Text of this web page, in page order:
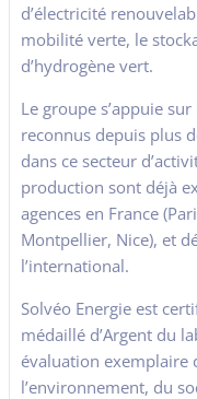
d’électricité
mobilité verte, le
d’hydrogène vert.
Le groupe s’appuie
reconnus depuis plus
dans ce secteur
production sont déjà
agences en France
Montpellier, Nice), et
l’international.
Solvéo Energie est
médaillé d’Argent du
évaluation exemplaire
l’environnement, du